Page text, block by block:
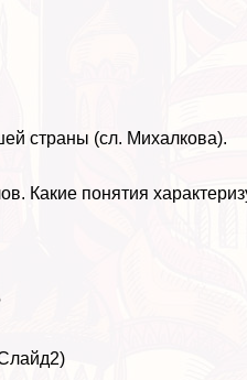
страны (сл. Михалкова).
Какие понятия